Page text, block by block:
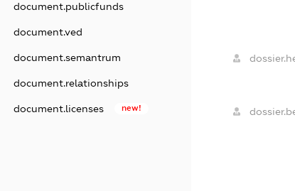
document.publicfunds
document.ved
document.semantrum
document.relationships
document.licenses new!